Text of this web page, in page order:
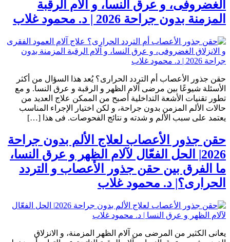
الغضروفى، و عرق النسا، و آلام الرقبة
المزمنة بدون جراحة 2026 | د. محمود غلاب
حقن جذور الأعصاب أم التردد الحرارى؟ يُعد هذا السؤال من أكثر
الأسئلة شيوعًا بين مرضى آلام الظهر و الرقبة و عرق النسا. و مع
تطور تقنيات الأشعة التداخلية أصبح من الممكن علاج العديد من
حالات الألم المزمن بدون جراحة، و لكن اختيار الإجراء المناسب
يعتمد على سبب الألم و شدته و نتائج الفحوصات. فى هذا […]
حقن جذور الأعصاب لعلاج الألم بدون جراحة
2026| الحل الفعّال لآلام الظهر و عرق النسا،
ما الفرق بين حقن جذور الأعصاب و التردد
الحرارى؟| د. محمود غلاب
يعانى الكثير من المرضى من آلام الظهر المزمنة، و الانزلاق